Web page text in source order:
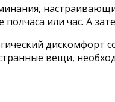
или час. А
дискомфорт
вещи,